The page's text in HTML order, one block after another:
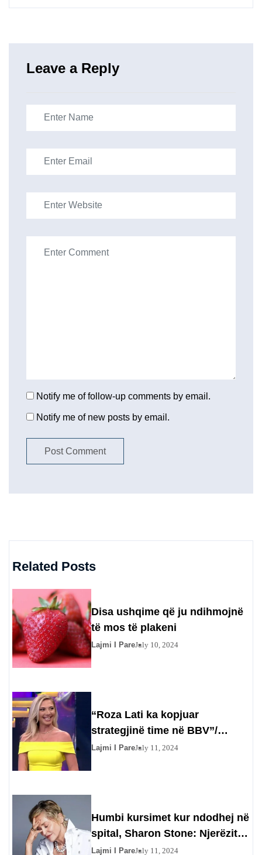
Leave a Reply
Notify me of follow-up comments by email.
Notify me of new posts by email.
Related Posts
Disa ushqime që ju ndihmojnë
të mos të plakeni
Lajmi I PareJuly 10, 2024
“Roza Lati ka kopjuar
strategjinë time në BBV”/
Gazetarja injoron Olta Gixharin
Lajmi I PareJuly 11, 2024
Humbi kursimet kur ndodhej në
spital, Sharon Stone: Njerëzit
përfituan prej meje
Lajmi I PareJuly 11, 2024